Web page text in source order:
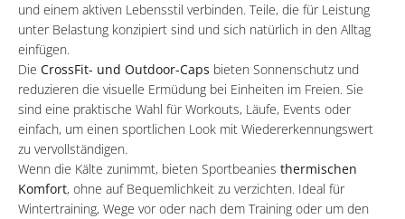
und einem aktiven Lebensstil verbinden. Teile, die für Leistung
unter Belastung konzipiert sind und sich natürlich in den Alltag
einfügen.
Die CrossFit- und Outdoor-Caps bieten Sonnenschutz und
reduzieren die visuelle Ermüdung bei Einheiten im Freien. Sie
sind eine praktische Wahl für Workouts, Läufe, Events oder
einfach, um einen sportlichen Look mit Wiedererkennungswert
zu vervollständigen.
Wenn die Kälte zunimmt, bieten Sportbeanies thermischen
Komfort, ohne auf Bequemlichkeit zu verzichten. Ideal für
Wintertraining, Wege vor oder nach dem Training oder um den